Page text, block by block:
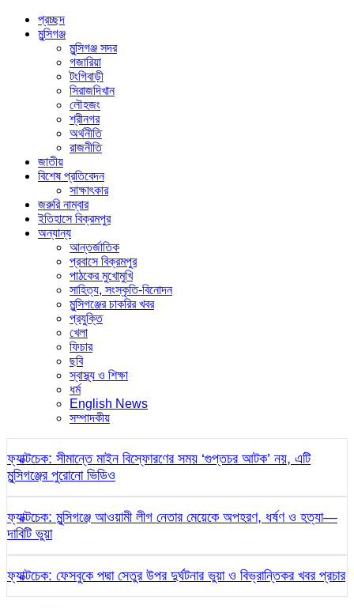
প্রচ্ছদ
মুন্সিগঞ্জ
মুন্সিগঞ্জ সদর
গজারিয়া
টংগিবাড়ী
সিরাজদিখান
লৌহজং
শ্রীনগর
অর্থনীতি
রাজনীতি
জাতীয়
বিশেষ প্রতিবেদন
সাক্ষাৎকার
জরুরি নাম্বার
ইতিহাসে বিক্রমপুর
অন্যান্য
আন্তর্জাতিক
প্রবাসে বিক্রমপুর
পাঠকের মুখোমুখি
সাহিত্য, সংস্কৃতি-বিনোদন
মুন্সিগঞ্জের চাকরির খবর
প্রযুক্তি
খেলা
ফিচার
ছবি
স্বাস্থ্য ও শিক্ষা
ধর্ম
English News
সম্পাদকীয়
ফ্যাক্টচেক: সীমান্তে মাইন বিস্ফোরণের সময় ‘গুপ্তচর আটক’ নয়, এটি
মুন্সিগঞ্জের পুরোনো ভিডিও
ফ্যাক্টচেক: মুন্সিগঞ্জে আওয়ামী লীগ নেতার মেয়েকে অপহরণ, ধর্ষণ ও হত্যা—
দাবিটি ভুয়া
ফ্যাক্টচেক: ফেসবুকে পদ্মা সেতুর উপর দুর্ঘটনার ভুয়া ও বিভ্রান্তিকর খবর প্রচার